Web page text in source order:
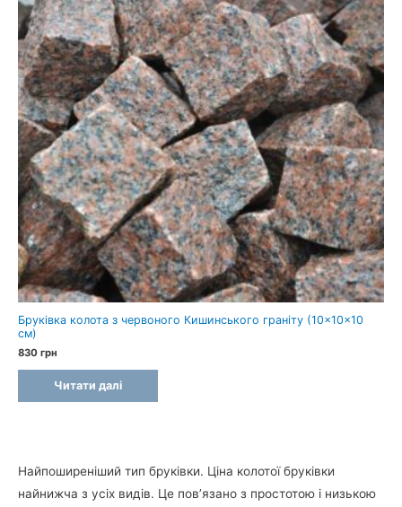
Бруківка колота з червоного Кишинського граніту (10×10×10
см)
830 грн
Читати далі
Найпоширеніший тип бруківки. Ціна колотої бруківки
найнижча з усіх видів. Це пов’язано з простотою і низькою